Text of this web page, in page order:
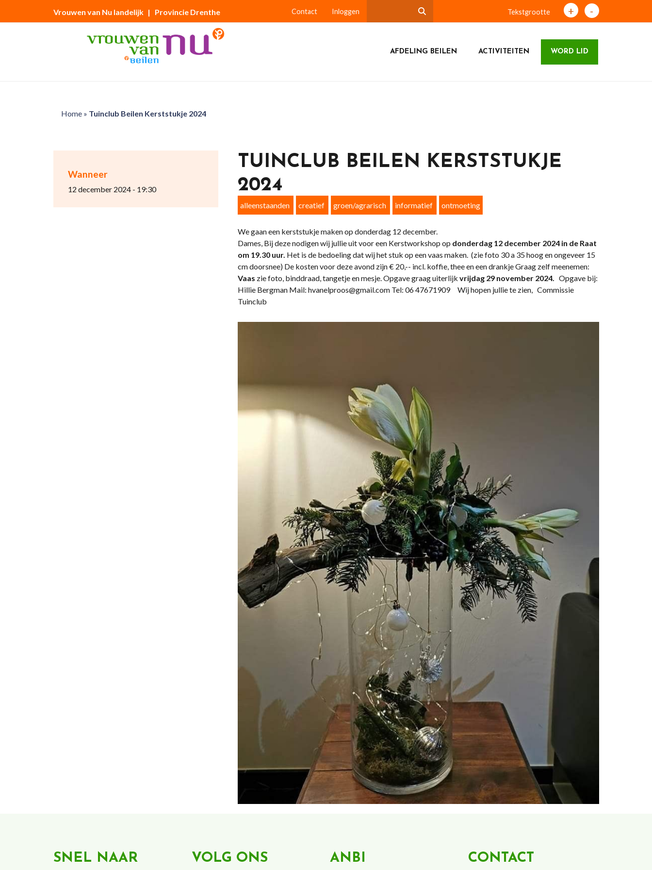
Vrouwen van Nu landelijk | Provincie Drenthe Contact Inloggen Tekstgrootte + -
AFDELING BEILEN ACTIVITEITEN WORD LID
Home» Tuinclub Beilen Kerststukje 2024
Wanneer
12 december 2024 - 19:30
TUINCLUB BEILEN KERSTSTUKJE
2024
alleenstaanden creatief groen/agrarisch informatief ontmoeting
We gaan een kerststukje maken op donderdag 12 december.
Dames, Bij deze nodigen wij jullie uit voor een Kerstworkshop op donderdag 12 december 2024 in de Raat
om 19.30 uur. Het is de bedoeling dat wij het stuk op een vaas maken. (zie foto 30 a 35 hoog en ongeveer 15
cm doorsnee) De kosten voor deze avond zijn € 20,-- incl. koffie, thee en een drankje Graag zelf meenemen:
Vaas zie foto, binddraad, tangetje en mesje. Opgave graag uiterlijk vrijdag 29 november 2024. Opgave bij:
Hillie Bergman Mail: hvanelproos@gmail.com Tel: 06 47671909 Wij hopen jullie te zien, Commissie
Tuinclub
SNEL NAAR VOLG ONS ANBI CONTACT